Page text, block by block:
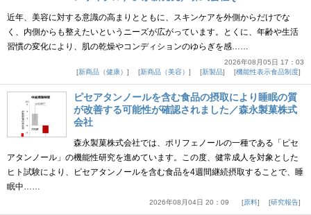
近年、美容に対する意識の高まりとともに、スキンケアを外側からだけでな
く、内側からも整えたいというニーズが広がっています。とくに、年齢や生活
習慣の変化により、肌の乾燥やコンディションのゆらぎを感……
2026年08月05日 17：03
新商品（健康）
新商品（美容） 新製品 機能性表示食品制度
ピセアタンノールを含む食品の摂取により睡眠の質
が改善する可能性が確認されました／森永製菓株式
会社
森永製菓株式会社では、ポリフェノールの一種である「ピセ
アタンノール」の機能性研究を進めています。この度、健常成人を対象とした
ヒト試験により、ピセアタンノールを含む食品を4週間継続摂取することで、睡
眠中……
2026年08月04日 20：09 原料 研究報告